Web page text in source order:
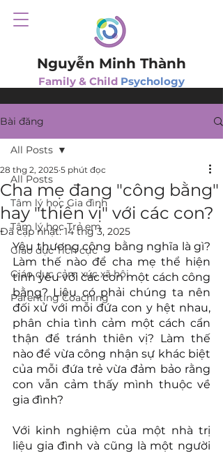
Nguyễn Minh Thành
Family & Child Psychology
Bài đăng
All Posts
Tâm lý học Gia đình
Tâm lý học Trẻ em
Giáo dục Tích cực
Giáo dục cảm xúc xã hội
Parenting Coaching
All Posts
Cha mẹ đang "công bằng"
hay "thiên vị" với các con?
28 thg 2, 2025 5 phút đọc
Đã cập nhật:14 thg 3, 2025
Yêu thương công bằng nghĩa là gì?
Làm thế nào để cha mẹ thể hiện
tình yêu với các con một cách công
bằng? Liệu có phải chúng ta nên
đối xử với mỗi đứa con y hệt nhau,
phân chia tình cảm một cách cẩn
thận để tránh thiên vị? Làm thế
nào để vừa công nhận sự khác biệt
của mỗi đứa trẻ vừa đảm bảo rằng
con vẫn cảm thấy mình thuộc về
gia đình?
Với kinh nghiệm của một nhà trị
liệu gia đình và cũng là một người